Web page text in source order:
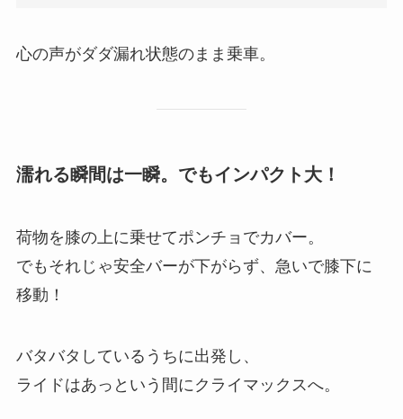
心の声がダダ漏れ状態のまま乗車。
濡れる瞬間は一瞬。でもインパクト大！
荷物を膝の上に乗せてポンチョでカバー。
でもそれじゃ安全バーが下がらず、 急いで膝下に
移動！
バタバタしているうちに出発し、
ライドはあっという間にクライマックスへ。